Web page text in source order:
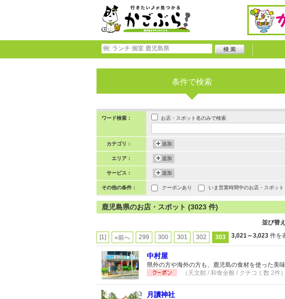
条件で検索
ワード検索： お店・スポット名のみで検索
カテゴリ： 追加
エリア： 追加
サービス： 追加
その他の条件： クーポンあり いま営業時間中のお店・スポット
鹿児島県のお店・スポット (3023 件)
並び替
[1] «前へ 299 300 301 302 303 3,021～3,023 件を
中村屋
県外の方や海外の方も、鹿児島の食材を使った美
（天文館 / 和食全般 / クチコミ数 2件）
月讀神社